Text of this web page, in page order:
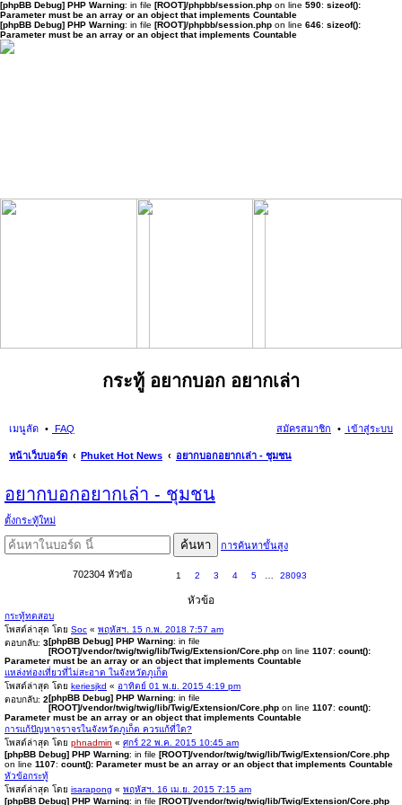
[phpBB Debug] PHP Warning: in file [ROOT]/phpbb/session.php on line 590: sizeof():
Parameter must be an array or an object that implements Countable
[phpBB Debug] PHP Warning: in file [ROOT]/phpbb/session.php on line 646: sizeof():
Parameter must be an array or an object that implements Countable
กระทู้ อยากบอก อยากเล่า
เมนูลัด FAQ เข้าสู่ระบบ
สมัครสมาชิก
หน้าเว็บบอร์ด Phuket Hot News
อยากบอกอยากเล่า - ชุมชน
อยากบอกอยากเล่า - ชุมชน
ตั้งกระทู้ใหม่
ค้นหา การค้นหาขั้นสูง
702304 หัวข้อ 1 2 3 4 5 28093
หัวข้อ
กระทู้ทดสอบ
โพสต์ล่าสุด โดย Soc « พฤหัสฯ. 15 ก.พ. 2018 7:57 am
ตอบกลับ: 3[phpBB Debug] PHP Warning: in file
[ROOT]/vendor/twig/twig/lib/Twig/Extension/Core.php on line 1107: count():
Parameter must be an array or an object that implements Countable
แหล่งท่องเที่ยวที่ไม่สะอาด ในจังหวัดภูเก็ต
โพสต์ล่าสุด โดย keriesjkd « อาทิตย์ 01 พ.ย. 2015 4:19 pm
ตอบกลับ: 2[phpBB Debug] PHP Warning: in file
[ROOT]/vendor/twig/twig/lib/Twig/Extension/Core.php on line 1107: count():
Parameter must be an array or an object that implements Countable
การแก้ปัญหาจราจรในจังหวัดภูเก็ต ควรแก้ที่ใด?
โพสต์ล่าสุด โดย phnadmin « ศุกร์ 22 พ.ค. 2015 10:45 am
[phpBB Debug] PHP Warning: in file [ROOT]/vendor/twig/twig/lib/Twig/Extension/Core.php
on line 1107: count(): Parameter must be an array or an object that implements Countable
หัวข้อกระทู้
โพสต์ล่าสุด โดย isarapong « พฤหัสฯ. 16 เม.ย. 2015 7:15 am
[phpBB Debug] PHP Warning: in file [ROOT]/vendor/twig/twig/lib/Twig/Extension/Core.php